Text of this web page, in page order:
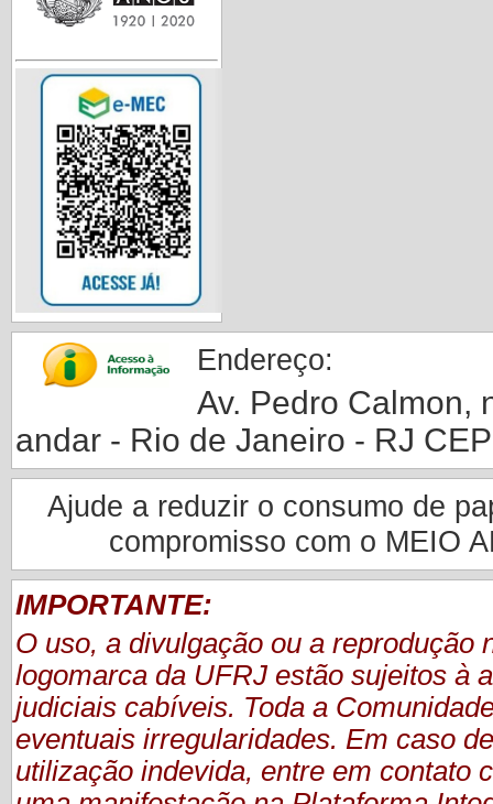
Endereço:
Av. Pedro Calmon,
andar - Rio de Janeiro - RJ
Ajude a reduzir o consumo de
compromisso com o MEIO
IMPORTANTE:
O uso, a divulgação ou a reprodução
logomarca da UFRJ estão sujeitos à
judiciais cabíveis. Toda a
eventuais irregularidades. Em caso
utilização indevida, entre em contato